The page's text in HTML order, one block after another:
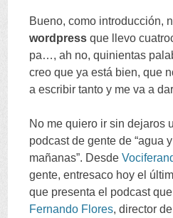
Bueno,como introducción,
wordpress que llevo
pa…,ah no,quinientas
creo que ya está bien,que
a escribir tanto y me va a
No me quiero ir sin dejaros
podcast de gente de “agua
mañanas”. Desde
gente,entresaco hoy el
que presenta el podcast
Fernando Flores,director de